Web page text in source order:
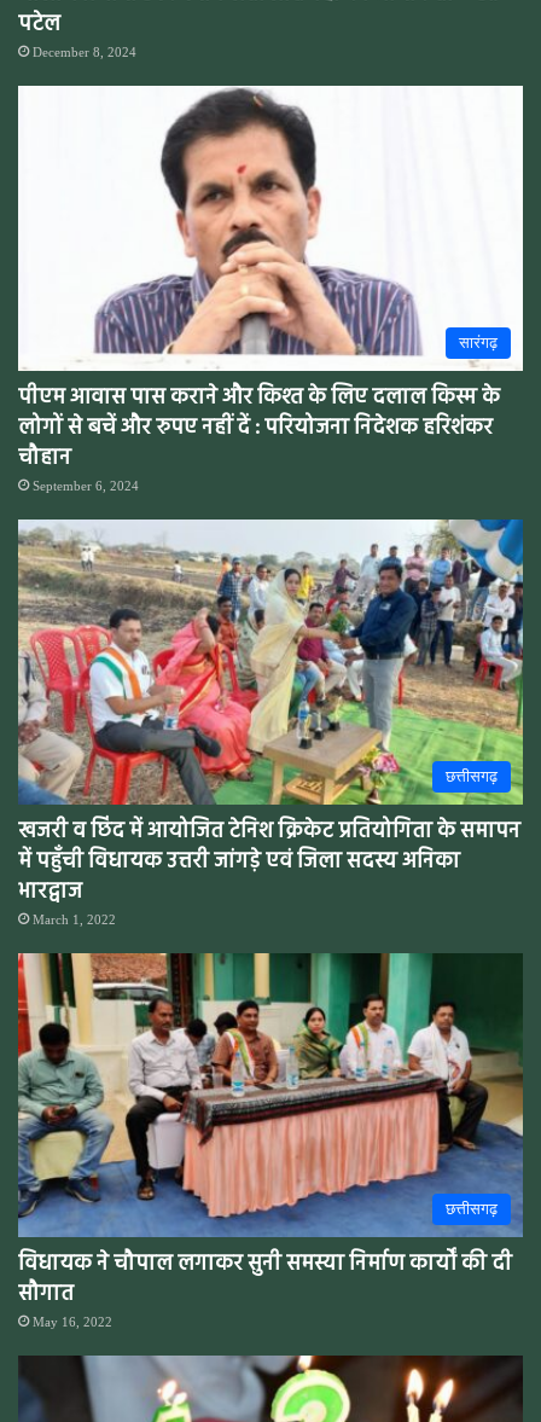
पटेल
December 8, 2024
सारंगढ़
पीएम आवास पास कराने और किश्त के लिए दलाल किस्म के
लोगों से बचें और रुपए नहीं दें : परियोजना निदेशक हरिशंकर
चौहान
September 6, 2024
छत्तीसगढ़
खजरी व छिंद में आयोजित टेनिश क्रिकेट प्रतियोगिता के समापन
में पहुँची विधायक उत्तरी जांगड़े एवं जिला सदस्य अनिका
भारद्वाज
March 1, 2022
छत्तीसगढ़
विधायक ने चौपाल लगाकर सुनी समस्या निर्माण कार्यों की दी
सौगात
May 16, 2022